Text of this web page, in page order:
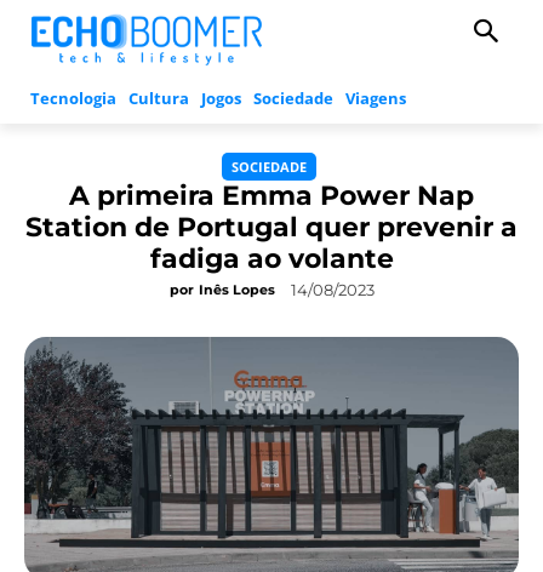
Tecnologia Cultura Jogos Sociedade Viagens
SOCIEDADE
A primeira Emma Power Nap
Station de Portugal quer prevenir a
fadiga ao volante
por Inês Lopes 14/08/2023